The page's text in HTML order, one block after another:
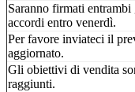
Saranno firmati entrambi
accordi entro venerdì.
Per favore inviateci il
aggiornato.
Gli obiettivi di vendita
raggiunti.